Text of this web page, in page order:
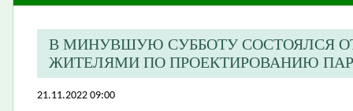
В МИНУВШУЮ СУББОТУ СОСТОЯЛСЯ
ЖИТЕЛЯМИ ПО ПРОЕКТИРОВАНИЮ
21.11.2022 09:00